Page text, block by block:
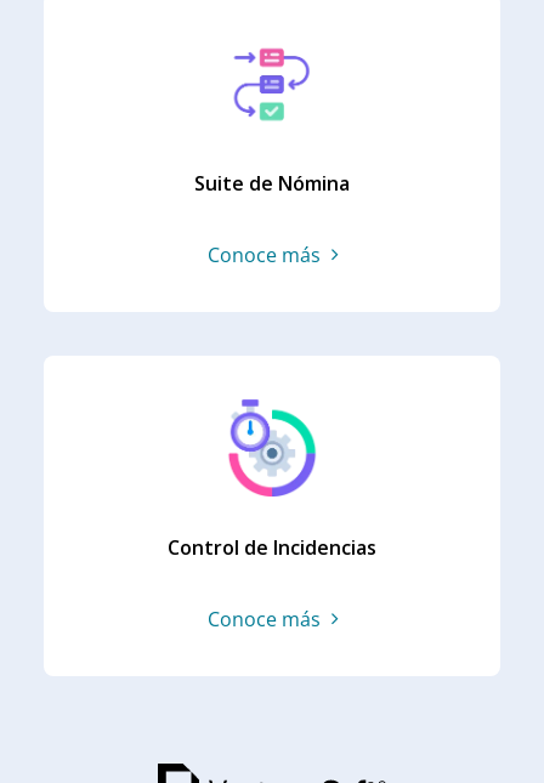
Suite de Nómina
Conoce más
Control de Incidencias
Conoce más